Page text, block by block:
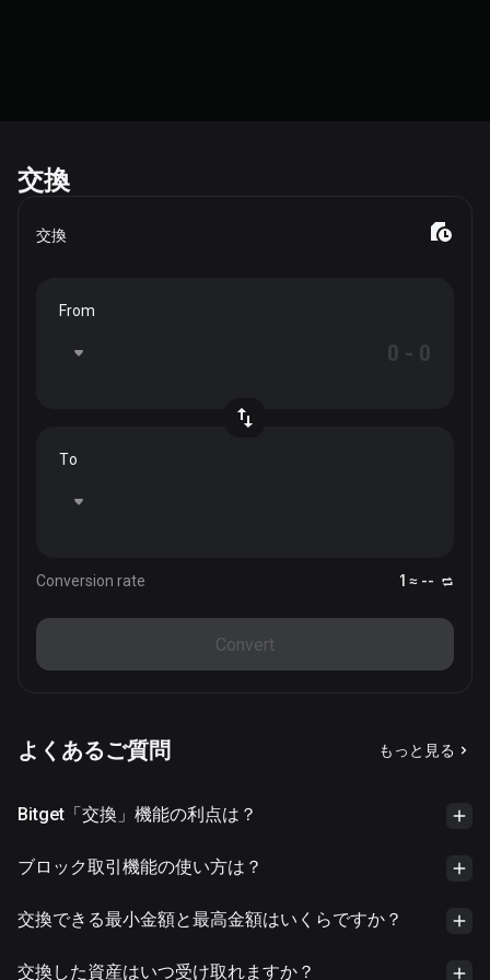
交換
交換
From
To
Conversion rate 1 ≈ --
Convert
よくあるご質問 もっと見る
Bitget「交換」機能の利点は？
ブロック取引機能の使い方は？
交換できる最小金額と最高金額はいくらですか？
交換した資産はいつ受け取れますか？